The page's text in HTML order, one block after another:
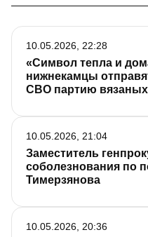
«Символ тепла и
нижнекамцы
СВО партию
10.05.2026, 22:28
Заместитель
соболезнования по
Тимерзянова
10.05.2026, 21:04
10.05.2026, 20:36